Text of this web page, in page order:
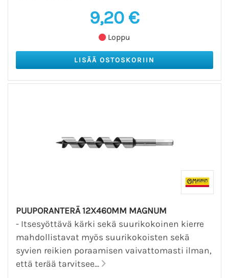
9,20 €
Loppu
PUUPORANTERÄ 12X460MM MAGNUM
- Itsesyöttävä kärki sekä suurikokoinen kierre
mahdollistavat myös suurikokoisten sekä
syvien reikien poraamisen vaivattomasti ilman,
että terää tarvitsee...